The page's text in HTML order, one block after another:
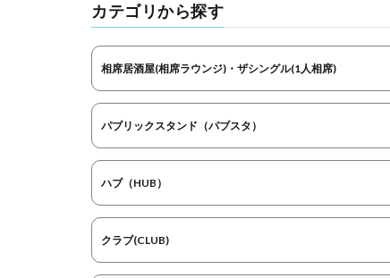
カテゴリから探す
相席居酒屋(相席ラウンジ)・ザシングル(1人相席)
パブリックスタンド（パブスタ）
ハブ（HUB）
クラブ(CLUB)